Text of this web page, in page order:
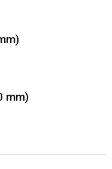
mm)